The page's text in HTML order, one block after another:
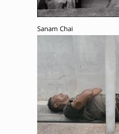
Sanam Chai